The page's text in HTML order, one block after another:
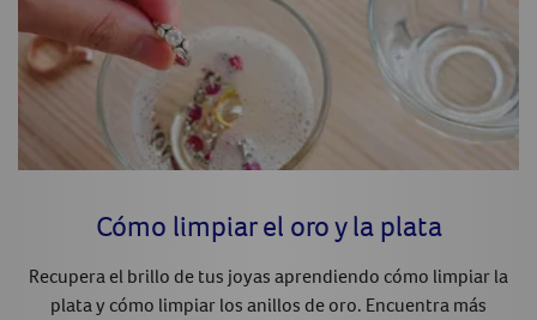
Cómo limpiar el oro y la plata
Recupera el brillo de tus joyas aprendiendo cómo limpiar la
plata y cómo limpiar los anillos de oro. Encuentra más